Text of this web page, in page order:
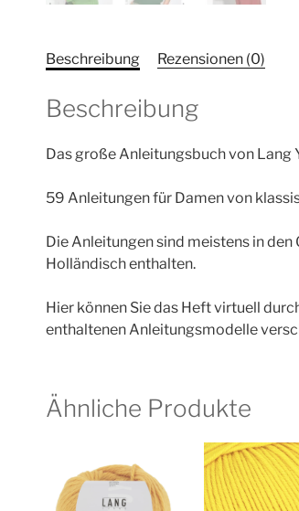
Beschreibung Rezensionen (0)
Beschreibung
Das große Anleitungsbuch von Lang
59 Anleitungen für Damen von
Die Anleitungen sind meistens in den
Holländisch enthalten.
Hier können Sie das Heft virtuell
enthaltenen Anleitungsmodelle
Ähnliche Produkte